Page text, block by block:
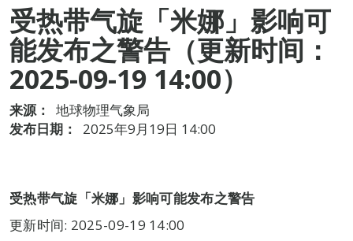
受热带气旋「米娜」影响可
能发布之警告（更新时间：
2025-09-19 14:00）
来源：
地球物理气象局
发布日期：
2025年9月19日 14:00
受热带气旋「米娜」影响可能发布之警告
更新时间: 2025-09-19 14:00